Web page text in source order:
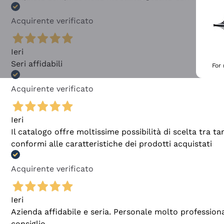
Acquirente verificato
Ieri
Seri affidabili
Acquirente verificato
Ieri
Il catalogo offre moltissime possibilità di scelta tra
conformi alle caratteristiche dei prodotti acquistati
Acquirente verificato
Ieri
Azienda affidabile e seria. Personale molto
For